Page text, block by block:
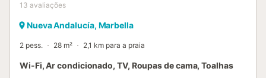
13 avaliações
Nueva Andalucía, Marbella
2 pess. 28 m² 2,1 km para a praia
Wi-Fi, Ar condicionado, TV, Roupas de cama, Toalhas